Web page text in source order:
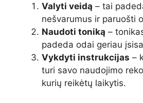
Valyti veidą – tai
nešvarumus ir paruošti
Naudoti toniką –
padeda odai geriau
Vykdyti instrukcijas –
turi savo naudojimo
kurių reikėtų laikytis.